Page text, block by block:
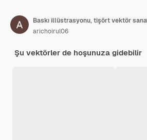
arichoirul06
Şu vektörler de hoşunuza gidebilir